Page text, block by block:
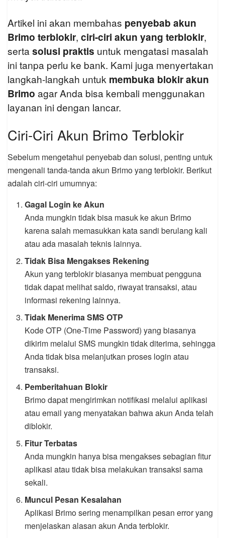
Artikel ini akan membahas penyebab akun
Brimo terblokir, ciri-ciri akun yang terblokir,
sertasolusi praktis untuk mengatasi masalah
ini tanpa perlu ke bank. Kami juga menyertakan
langkah-langkah untuk membuka blokir akun
Brimo agar Anda bisa kembali menggunakan
layanan ini dengan lancar.
Ciri-Ciri Akun Brimo Terblokir
Sebelum mengetahui penyebab dan solusi, penting untuk
mengenali tanda-tanda akun Brimo yang terblokir. Berikut
adalah ciri-ciri umumnya:
Gagal Login ke Akun
Anda mungkin tidak bisa masuk ke akun Brimo
karena salah memasukkan kata sandi berulang kali
atau ada masalah teknis lainnya.
Tidak Bisa Mengakses Rekening
Akun yang terblokir biasanya membuat pengguna
tidak dapat melihat saldo, riwayat transaksi, atau
informasi rekening lainnya.
Tidak Menerima SMS OTP
Kode OTP (One-Time Password) yang biasanya
dikirim melalui SMS mungkin tidak diterima, sehingga
Anda tidak bisa melanjutkan proses login atau
transaksi.
Pemberitahuan Blokir
Brimo dapat mengirimkan notifikasi melalui aplikasi
atau email yang menyatakan bahwa akun Anda telah
diblokir.
Fitur Terbatas
Anda mungkin hanya bisa mengakses sebagian fitur
aplikasi atau tidak bisa melakukan transaksi sama
sekali.
Muncul Pesan Kesalahan
Aplikasi Brimo sering menampilkan pesan error yang
menjelaskan alasan akun Anda terblokir.